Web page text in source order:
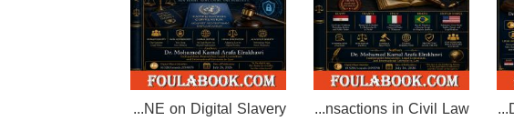
EL-RAKHAWI MONOGRAPH on Diplomatic Immunities
EL RAKHAWI MIND on the Doctrine of Simulation and Sham Transactions in Civil Law
EL-RAKHAWI DOCTRINE on Digital Slavery